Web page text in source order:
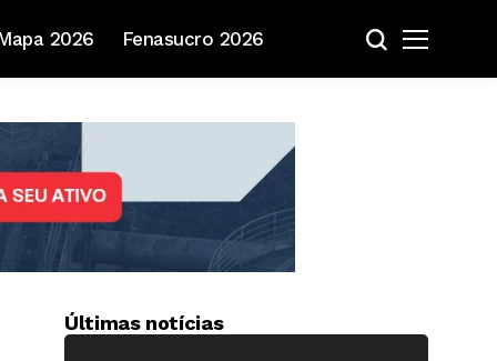
2026 Fenasucro 2026
Últimas notícias